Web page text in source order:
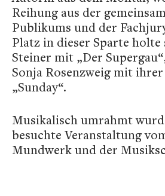
Reihung aus der
Publikums und der
Platz in dieser Sparte holte
Steiner mit „Der
Sonja Rosenzweig mit
„Sunday“.
Musikalisch umrahmt
besuchte Veranstaltung
Mundwerk und der